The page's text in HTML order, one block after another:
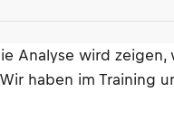
Analyse wird
haben im Training